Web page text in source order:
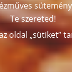
Te szereted!
oldal „sütiket”